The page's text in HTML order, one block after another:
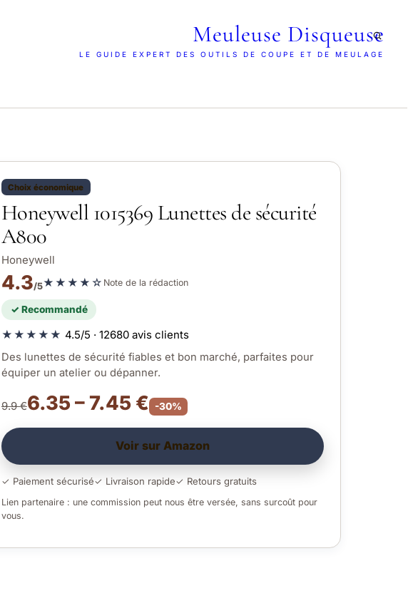
Meuleuse Disqueuse
LE GUIDE EXPERT DES OUTILS DE COUPE ET DE MEULAGE
Choix économique
Honeywell 1015369 Lunettes de sécurité
A800
Honeywell
4.3/5★★★★☆ Note de la rédaction
✓ Recommandé
★★★★★ 4.5/5 · 12680 avis clients
Des lunettes de sécurité fiables et bon marché, parfaites pour
équiper un atelier ou dépanner.
9.9 €6.35 – 7.45 € -30%
Voir sur Amazon
✓ Paiement sécurisé✓ Livraison rapide✓ Retours gratuits
Lien partenaire : une commission peut nous être versée, sans surcoût pour
vous.